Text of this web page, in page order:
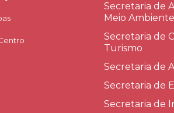
Secretaria de
Meio Ambiente
Secretaria de
Turismo
Secretaria de
Secretaria de
Secretaria de